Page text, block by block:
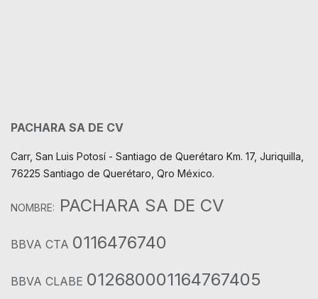
PACHARA SA DE CV
Carr, San Luis Potosí - Santiago de Querétaro Km. 17, Juriquilla,
76225 Santiago de Querétaro, Qro México.
NOMBRE: PACHARA SA DE CV
BBVA CTA 0116476740
BBVA CLABE 012680001164767405